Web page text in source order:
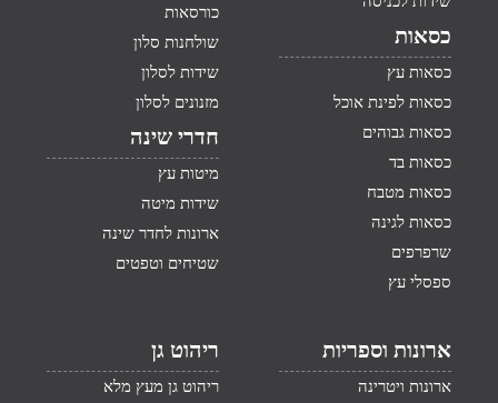
כסאות
כסאות עץ
כסאות לפינת אוכל
כסאות גבוהים
כסאות בד
כסאות מטבח
כסאות לגינה
שרפרפים
ספסלי עץ
כורסאות
שולחנות סלון
שידות לסלון
מזנונים לסלון
חדרי שינה
מיטות עץ
שידות מיטה
ארונות לחדר שינה
שטיחים וטפטים
ארונות וספריות
ארונות ויטרינה
ריהוט גן
ריהוט גן מעץ מלא